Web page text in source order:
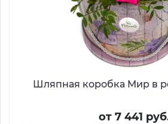
Шляпная коробка Мир в
от 7 441